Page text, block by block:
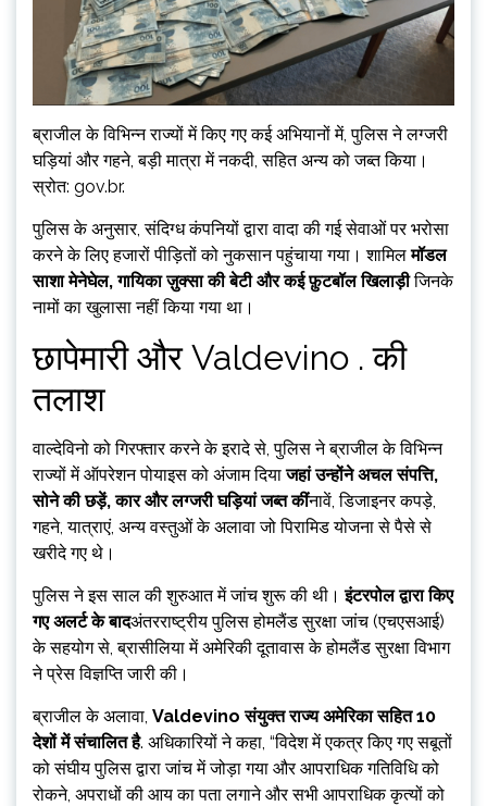
ब्राजील के विभिन्न राज्यों में किए गए कई अभियानों में, पुलिस ने लग्जरी
घड़ियां और गहने, बड़ी मात्रा में नकदी, सहित अन्य को जब्त किया।
स्रोत: gov.br.
पुलिस के अनुसार, संदिग्ध कंपनियों द्वारा वादा की गई सेवाओं पर भरोसा
करने के लिए हजारों पीड़ितों को नुकसान पहुंचाया गया। शामिलमॉडल
साशा मेनेघेल, गायिका ज़ुक्सा की बेटी और कई फ़ुटबॉल खिलाड़ीजिनके
नामों का खुलासा नहीं किया गया था।
छापेमारी और Valdevino . की
तलाश
वाल्देविनो को गिरफ्तार करने के इरादे से, पुलिस ने ब्राजील के विभिन्न
राज्यों में ऑपरेशन पोयाइस को अंजाम दियाजहां उन्होंने अचल संपत्ति,
सोने की छड़ें, कार और लग्जरी घड़ियां जब्त कींनावें, डिजाइनर कपड़े,
गहने, यात्राएं, अन्य वस्तुओं के अलावा जो पिरामिड योजना से पैसे से
खरीदे गए थे।
पुलिस ने इस साल की शुरुआत में जांच शुरू की थी।इंटरपोल द्वारा किए
गए अलर्ट के बादअंतरराष्ट्रीय पुलिस होमलैंड सुरक्षा जांच (एचएसआई)
के सहयोग से, ब्रासीलिया में अमेरिकी दूतावास के होमलैंड सुरक्षा विभाग
ने प्रेस विज्ञप्ति जारी की।
ब्राजील के अलावा, Valdevino संयुक्त राज्य अमेरिका सहित 10
देशों में संचालित है. अधिकारियों ने कहा, “विदेश में एकत्र किए गए सबूतों
को संघीय पुलिस द्वारा जांच में जोड़ा गया और आपराधिक गतिविधि को
रोकने, अपराधों की आय का पता लगाने और सभी आपराधिक कृत्यों को